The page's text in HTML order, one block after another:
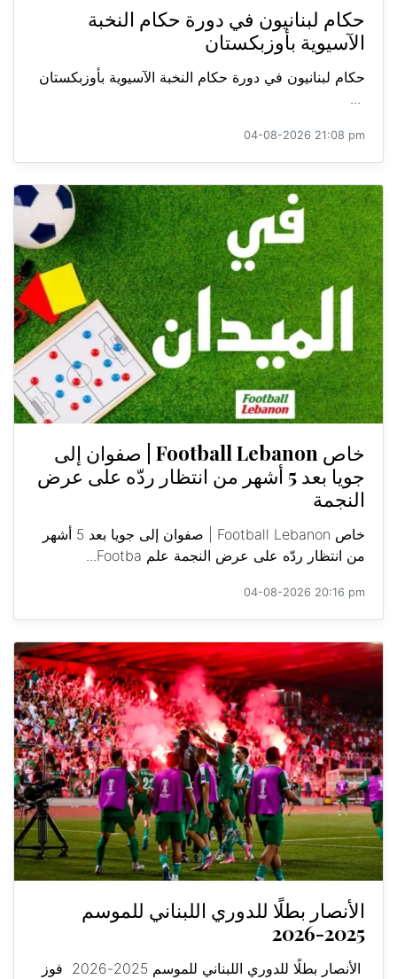
حكام لبنانيون في دورة حكام النخبة
الآسيوية بأوزبكستان
حكام لبنانيون في دورة حكام النخبة الآسيوية بأوزبكستان
...
04-08-2026 21:08 pm
خاص Football Lebanon | صفوان إلى
جويا بعد 5 أشهر من انتظار ردّه على عرض
النجمة
خاص Football Lebanon | صفوان إلى جويا بعد 5 أشهر
من انتظار ردّه على عرض النجمة علم Footba...
04-08-2026 20:16 pm
الأنصار بطلًا للدوري اللبناني للموسم
2025-2026
الأنصار بطلًا للدوري اللبناني للموسم 2025-2026 فوز